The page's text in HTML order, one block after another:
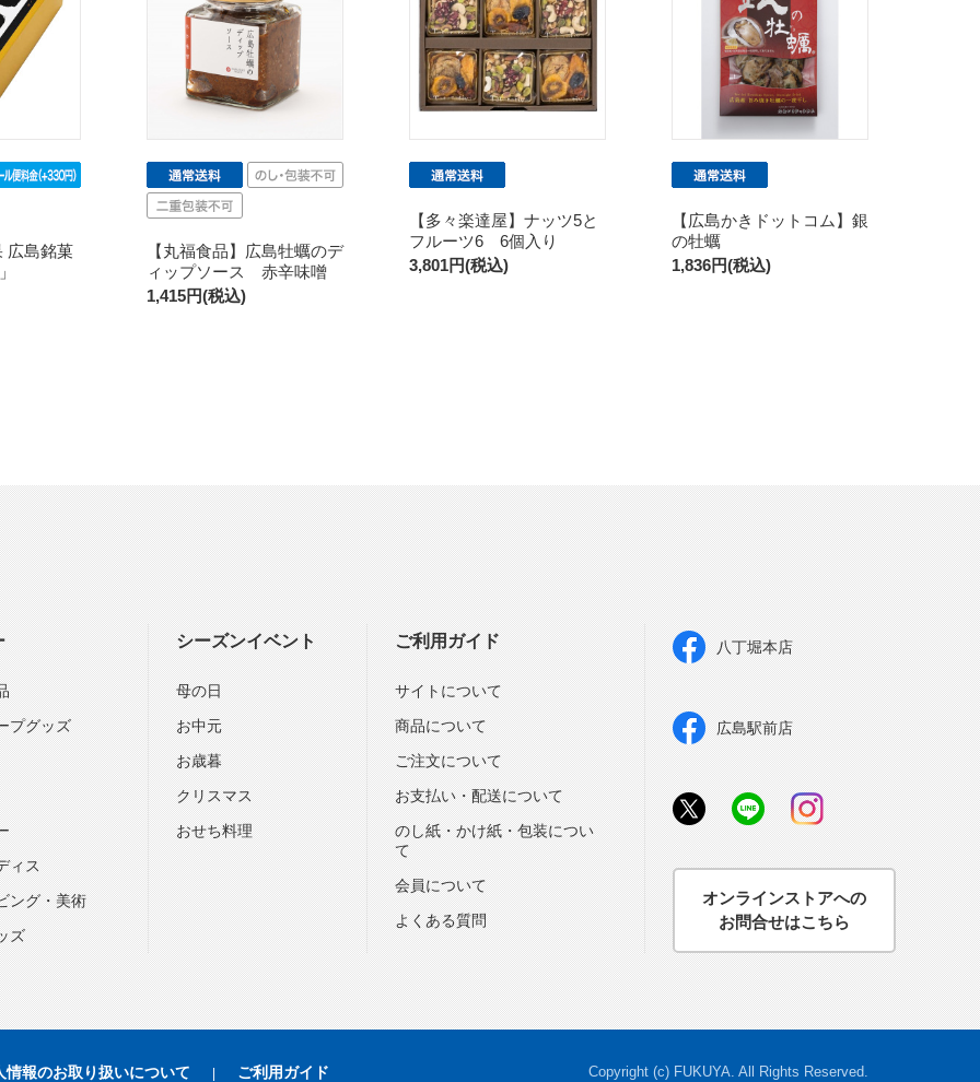
広島銘菓
【丸福食品】広島牡蠣のデ
ィップソース 赤辛味噌
1,415円(税込)
【多々楽達屋】ナッツ5と
フルーツ6 6個入り
3,801円(税込)
【広島かきドットコム】銀
の牡蠣
1,836円(税込)
プグッズ
ィス
ング・美術
ズ
シーズンイベント
母の日
お中元
お歳暮
クリスマス
おせち料理
ご利用ガイド
サイトについて
商品について
ご注文について
お支払い・配送について
のし紙・かけ紙・包装につい
て
会員について
よくある質問
八丁堀本店
広島駅前店
オンラインストアへの
お問合せはこちら
情報のお取り扱いについて ご利用ガイド Copyright (c) FUKUYA. All Rights Reserved.